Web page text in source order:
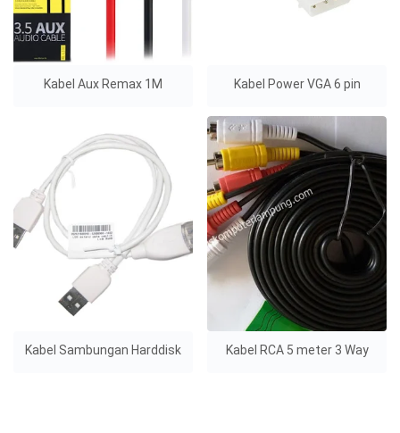
Kabel Aux Remax 1M Kabel Power VGA 6 pin
Kabel Sambungan Harddisk Kabel RCA 5 meter 3 Way